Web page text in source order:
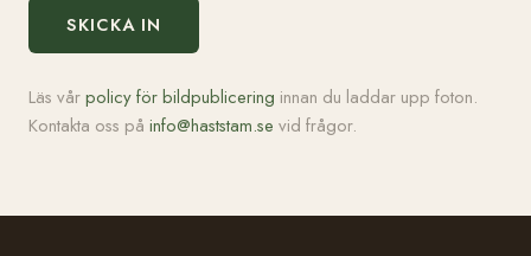
SKICKA IN
Läs vårpolicy för bildpublicering innan du laddar upp foton.
Kontakta oss på info@haststam.se vid frågor.